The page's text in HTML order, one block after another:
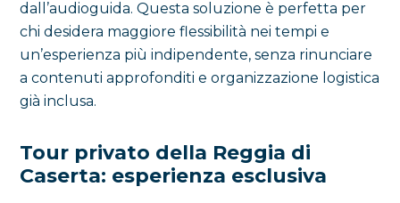
dall’audioguida. Questa soluzione è perfetta per
chi desidera maggiore flessibilità nei tempi e
un’esperienza più indipendente, senza rinunciare
a contenuti approfonditi e organizzazione logistica
già inclusa.
Tour privato della Reggia di
Caserta: esperienza esclusiva